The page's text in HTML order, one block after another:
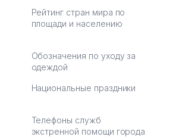
Марат 27.07.2026 08:00:37
Рейтинг стран мира по
площади и населению
Обозначения по уходу за
одеждой
Национальные праздники
Телефоны служб
экстренной помощи города